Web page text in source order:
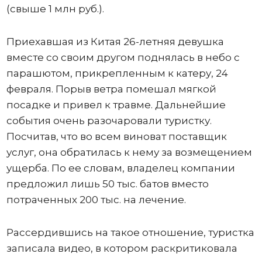
(свыше 1 млн руб.).
Приехавшая из Китая 26-летняя девушка
вместе со своим другом поднялась в небо с
парашютом, прикрепленным к катеру, 24
февраля. Порыв ветра помешал мягкой
посадке и привел к травме. Дальнейшие
события очень разочаровали туристку.
Посчитав, что во всем виноват поставщик
услуг, она обратилась к нему за возмещением
ущерба. По ее словам, владелец компании
предложил лишь 50 тыс. батов вместо
потраченных 200 тыс. на лечение.
Рассердившись на такое отношение, туристка
записала видео, в котором раскритиковала